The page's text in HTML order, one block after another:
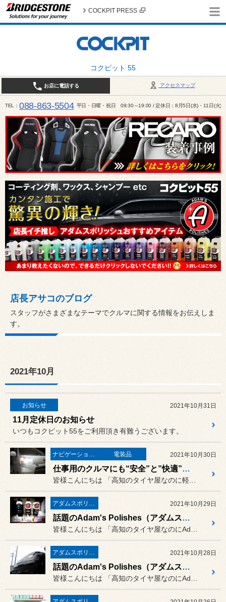
コクピット 55
COCKPIT PRESS
アクセスマップ
お店に電話する
TEL 088-863-5504 平日・日曜・祝日 09:30～19:00 / 定休日：8月5日(水)・11日(火)
店長アサコのブログ
スタッフがさまざまなテーマでクルマに関する情報をお伝えしま
す。
2021年10月
お知らせ 2021年10月31日
11月定休日のお知らせ
いつもコクピット55をご利用頂き有難うございます。
電装品 2021年10月30日
仕事用のクルマにも“安全”と”快適”は必須ですよ！スバル サンバー（S321B）に「ナビゲーション＆LEDヘッドランプ」の取り付け！
2021年10月29日
話題のAdam's Polishes（アダムスポリッシュ）を徹底解明！今回はそれぞれ特徴が違う3種類のタイヤワックスですよ！
2021年10月28日
話題のAdam's Polishes（アダムスポリッシュ）を徹底解明！今回は黄色い液体のSlick & Slide | スリック&スライドですよ！